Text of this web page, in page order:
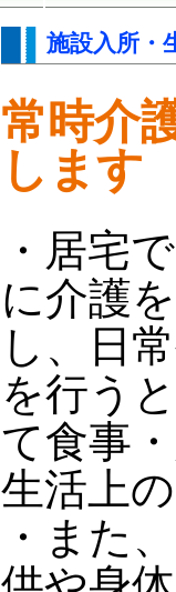
施設入所・
常時介
します
・居宅
に介護
し、日
を行う
て食事
生活上
・また